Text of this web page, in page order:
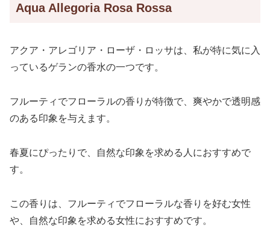
Aqua Allegoria Rosa Rossa
アクア・アレゴリア・ローザ・ロッサは、私が特に気に入
っているゲランの香水の一つです。
フルーティでフローラルの香りが特徴で、爽やかで透明感
のある印象を与えます。
春夏にぴったりで、自然な印象を求める人におすすめで
す。
この香りは、フルーティでフローラルな香りを好む女性
や、自然な印象を求める女性におすすめです。